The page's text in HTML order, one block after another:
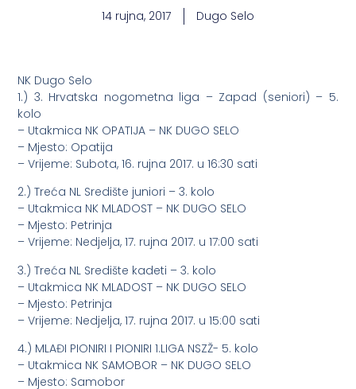
14 rujna, 2017 Dugo Selo
NK Dugo Selo
1.) 3. Hrvatska nogometna liga – Zapad (seniori) – 5.
kolo
– Utakmica NK OPATIJA – NK DUGO SELO
– Mjesto: Opatija
– Vrijeme: Subota, 16. rujna 2017. u 16:30 sati
2.) Treća NL Središte juniori – 3. kolo
– Utakmica NK MLADOST – NK DUGO SELO
– Mjesto: Petrinja
– Vrijeme: Nedjelja, 17. rujna 2017. u 17:00 sati
3.) Treća NL Središte kadeti – 3. kolo
– Utakmica NK MLADOST – NK DUGO SELO
– Mjesto: Petrinja
– Vrijeme: Nedjelja, 17. rujna 2017. u 15:00 sati
4.) MLAĐI PIONIRI I PIONIRI 1.LIGA NSZŽ- 5. kolo
– Utakmica NK SAMOBOR – NK DUGO SELO
– Mjesto: Samobor